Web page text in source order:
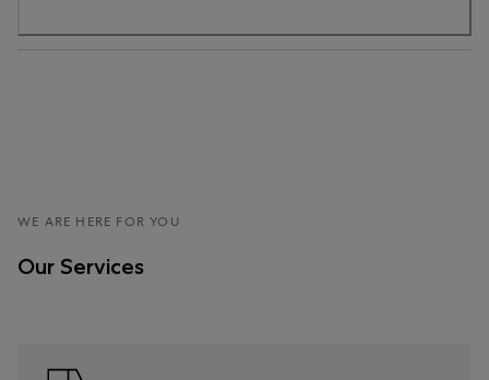
WE ARE HERE FOR YOU
Our Services